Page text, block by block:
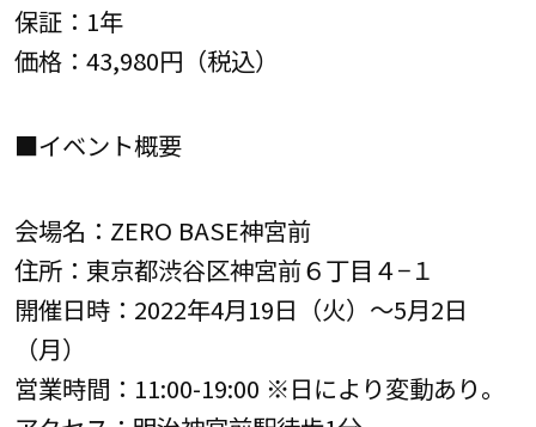
保証：1年
価格：43,980円（税込）
■イベント概要
会場名：ZERO BASE神宮前
住所：東京都渋谷区神宮前６丁目４−１
開催日時：2022年4月19日（火）～5月2日
（月）
営業時間：11:00-19:00 ※日により変動あり。